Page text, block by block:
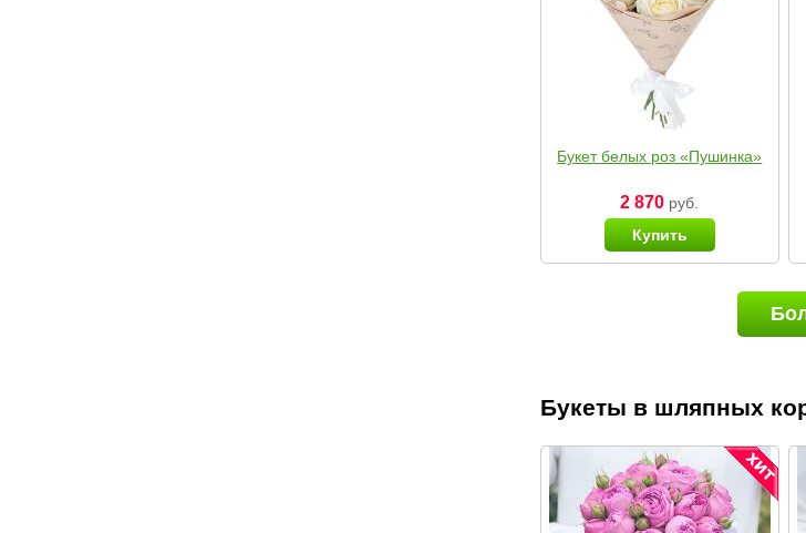
Букет белых роз «Пушинка»
2 870 руб.
Купить
Букеты в шляпных